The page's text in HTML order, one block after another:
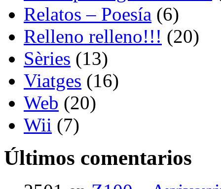
Relatos – Poesía (6)
Relleno relleno!!! (20)
Sèries (13)
Viatges (16)
Web (20)
Wii (7)
Últimos comentarios